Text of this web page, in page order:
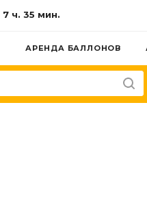
7 ч. 35 мин.
АРЕНДА БАЛЛОНОВ